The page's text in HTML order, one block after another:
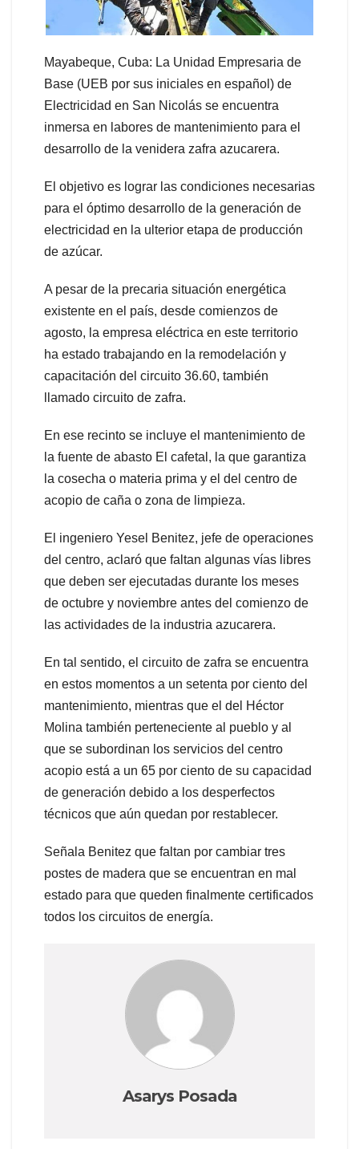
Mayabeque, Cuba: La Unidad Empresaria de
Base (UEB por sus iniciales en español) de
Electricidad en San Nicolás se encuentra
inmersa en labores de mantenimiento para el
desarrollo de la venidera zafra azucarera.
El objetivo es lograr las condiciones necesarias
para el óptimo desarrollo de la generación de
electricidad en la ulterior etapa de producción
de azúcar.
A pesar de la precaria situación energética
existente en el país, desde comienzos de
agosto, la empresa eléctrica en este territorio
ha estado trabajando en la remodelación y
capacitación del circuito 36.60, también
llamado circuito de zafra.
En ese recinto se incluye el mantenimiento de
la fuente de abasto El cafetal, la que garantiza
la cosecha o materia prima y el del centro de
acopio de caña o zona de limpieza.
El ingeniero Yesel Benitez, jefe de operaciones
del centro, aclaró que faltan algunas vías libres
que deben ser ejecutadas durante los meses
de octubre y noviembre antes del comienzo de
las actividades de la industria azucarera.
En tal sentido, el circuito de zafra se encuentra
en estos momentos a un setenta por ciento del
mantenimiento, mientras que el del Héctor
Molina también perteneciente al pueblo y al
que se subordinan los servicios del centro
acopio está a un 65 por ciento de su capacidad
de generación debido a los desperfectos
técnicos que aún quedan por restablecer.
Señala Benitez que faltan por cambiar tres
postes de madera que se encuentran en mal
estado para que queden finalmente certificados
todos los circuitos de energía.
Asarys Posada